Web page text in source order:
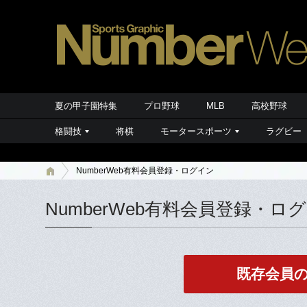
夏の甲子園特集 プロ野球 MLB 高校野球
格闘技 将棋 モータースポーツ ラグビー
NumberWeb有料会員登録・ログイン
NumberWeb有料会員登録・ロ
既存会員